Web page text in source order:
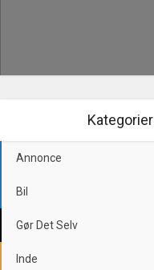
Kategorier
Annonce
Bil
Gør Det Selv
Inde